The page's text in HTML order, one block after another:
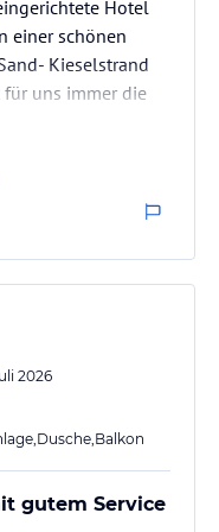
und Bad,
Sat- und LCD-TV,
kostenfreier Safe,
Schokolade und
tägliche
Körperlotion,
und Taschentücher
untergebracht
Informationen?
einmal pro Aufenthalt
einer Reservierung.
Hotel
einer schönen
Kieselstrand
uns immer die
2026
gutem Service